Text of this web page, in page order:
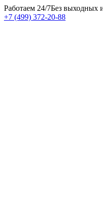
Работаем 24/7Без выходных
+7 (499) 372-20-88